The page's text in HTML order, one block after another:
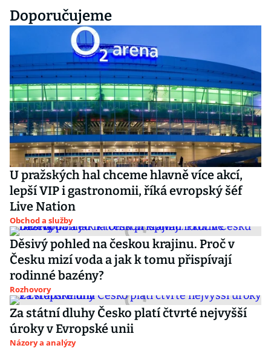
Doporučujeme
U pražských hal chceme hlavně více akcí,
lepší VIP i gastronomii, říká evropský šéf
Live Nation
Obchod a služby
Děsivý pohled na českou krajinu. Proč v
Česku mizí voda a jak k tomu přispívají
rodinné bazény?
Rozhovory
Za státní dluhy Česko platí čtvrté nejvyšší
úroky v Evropské unii
Názory a analýzy